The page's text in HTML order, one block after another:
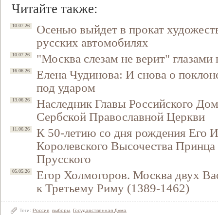
Читайте также:
10.07.26
Осенью выйдет в прокат
русских автомобилях
10.07.26 "Москва слезам не верит" глазами
16.06.26
Елена Чудинова: И снова о
под ударом
13.06.26
Наследник Главы Российского
Сербской Православной Церкви
11.06.26
К 50-летию со дня рождения Его
Королевского Высочества
Прусского
05.05.26
Егор Холмогоров. Москва двух
к Третьему Риму (1389-1462)
Теги: Россия выборы Государственная Дума